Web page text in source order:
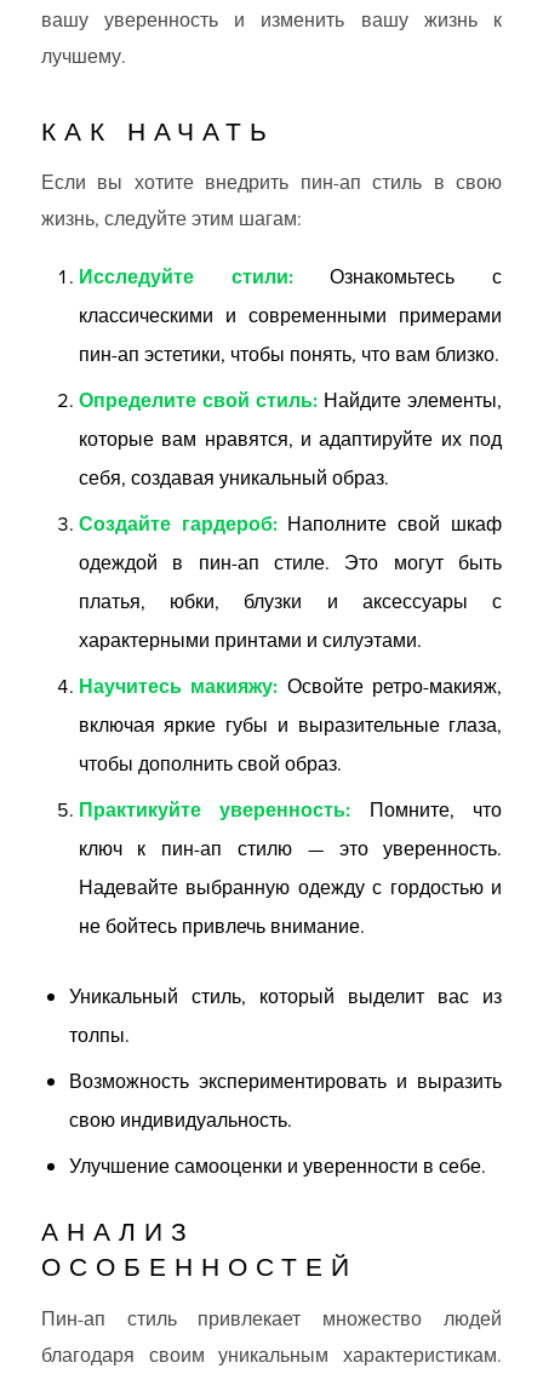
вашу уверенность и изменить вашу жизнь к
лучшему.
КАК НАЧАТЬ
Если вы хотите внедрить пин-ап стиль в свою
жизнь, следуйте этим шагам:
Исследуйте стили:Ознакомьтесь с
классическими и современными примерами
пин-ап эстетики, чтобы понять, что вам близко.
Определите свой стиль: Найдите элементы,
которые вам нравятся, и адаптируйте их под
себя, создавая уникальный образ.
Создайте гардероб:Наполните свой шкаф
одеждой в пин-ап стиле. Это могут быть
платья, юбки, блузки и аксессуары с
характерными принтами и силуэтами.
Научитесь макияжу: Освойте ретро-макияж,
включая яркие губы и выразительные глаза,
чтобы дополнить свой образ.
Практикуйте уверенность: Помните, что
ключ к пин-ап стилю — это уверенность.
Надевайте выбранную одежду с гордостью и
не бойтесь привлечь внимание.
Уникальный стиль, который выделит вас из
толпы.
Возможность экспериментировать и выразить
свою индивидуальность.
Улучшение самооценки и уверенности в себе.
АНАЛИЗ
ОСОБЕННОСТЕЙ
Пин-ап стиль привлекает множество людей
благодаря своим уникальным характеристикам.